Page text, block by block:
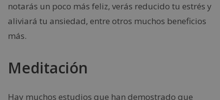
notarás un poco más feliz, verás reducido tu estrés y
aliviará tu ansiedad, entre otros muchos beneficios
más.
Meditación
Hay muchos estudios que han demostrado que